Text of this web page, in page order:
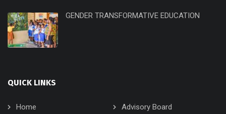
GENDER TRANSFORMATIVE EDUCATION
QUICK LINKS
Home Advisory Board